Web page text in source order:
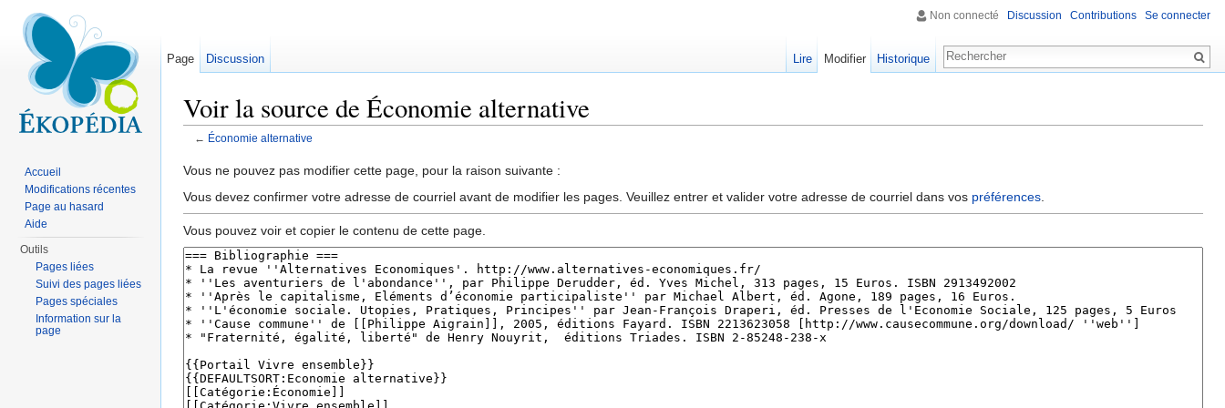
Voir la source de Économie alternative
← Économie alternative
Vous ne pouvez pas modifier cette page, pour la raison suivante :
Vous devez confirmer votre adresse de courriel avant de modifier les pages. Veuillez entrer et valider votre adresse de courriel dans vos préférences
Vous pouvez voir et copier le contenu de cette page.
Non connecté Discussion Contributions Se connecter
Page Discussion Lire Modifier Historique
Accueil
Modifications récentes
Page au hasard
Aide
Outils
Pages liées
Suivi des pages liées
Pages spéciales
Information sur la
page